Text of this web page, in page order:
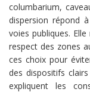
columbarium,
dispersion répond
voies publiques.
respect des zones
ces choix pour
des dispositifs
expliquent les